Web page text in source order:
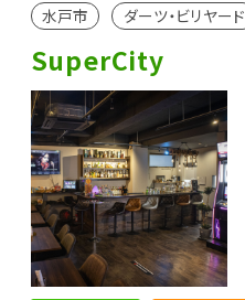
水戸市 ダーツ・ビリヤード
SuperCity